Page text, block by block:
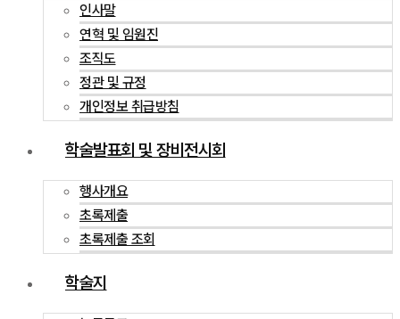
인사말
연혁 및 임원진
조직도
정관 및 규정
개인정보 취급방침
학술발표회 및 장비전시회
행사개요
초록제출
초록제출 조회
학술지